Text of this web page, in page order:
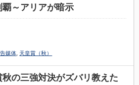
覇～アリアが暗示
媒体 天皇賞（秋）
秋の三強対決がズバリ教えた